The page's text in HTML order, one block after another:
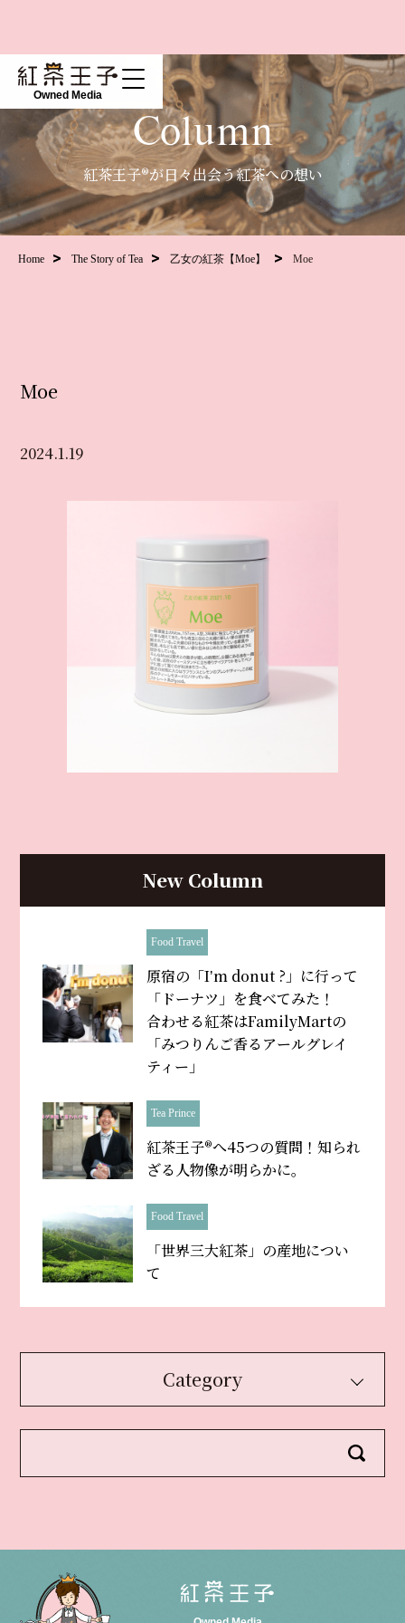
Owned Media
Column
紅茶王子®が日々出会う紅茶への想い
Home The Story of Tea 乙女の紅茶【Moe】 Moe
Moe
2024.1.19
New Column
Food Travel
原宿の「Iʼm donut ?」に行って
「ドーナツ」を食べてみた！
合わせる紅茶はFamilyMartの
「みつりんご香るアールグレイ
ティー」
Tea Prince
紅茶王子®へ45つの質問！知られ
ざる人物像が明らかに。
Food Travel
「世界三大紅茶」の産地につい
て
Category